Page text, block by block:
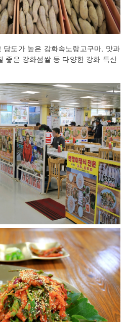
당도가 높은 강화속노랑고구마, 맛과
좋은 강화섬쌀 등 다양한 강화 특산